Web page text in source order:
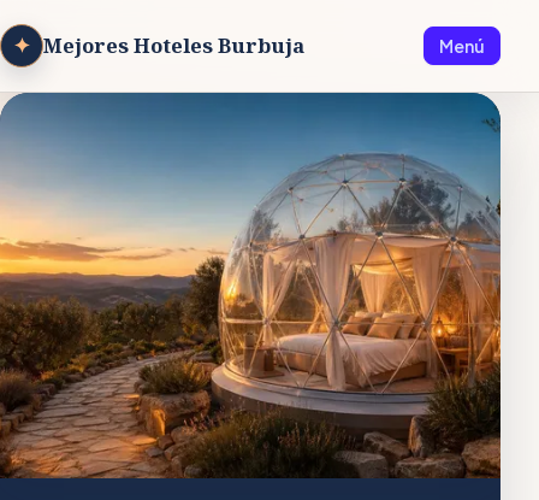
✦ Mejores Hoteles Burbuja Menú